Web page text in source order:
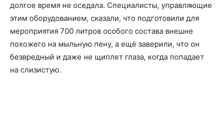
долгое время не оседала. Специалисты, управляющие
этим оборудованием, сказали, что подготовили для
мероприятия 700 литров особого состава внешне
похожего на мыльную пену, а ещё заверили, что он
безвредный и даже не щиплет глаза, когда попадает
на слизистую.